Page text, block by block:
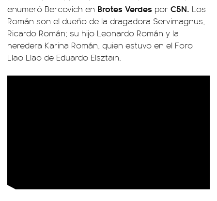
enumeró Bercovich en Brotes Verdes por C5N. Los
Román son el dueño de la dragadora Servimagnus,
Ricardo Román; su hijo Leonardo Román y la
heredera Karina Román, quien estuvo en el Foro
Llao Llao de Eduardo Elsztain.